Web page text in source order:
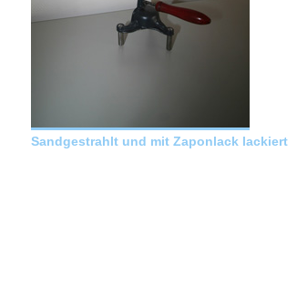
Sandgestrahlt und mit Zaponlack lackiert